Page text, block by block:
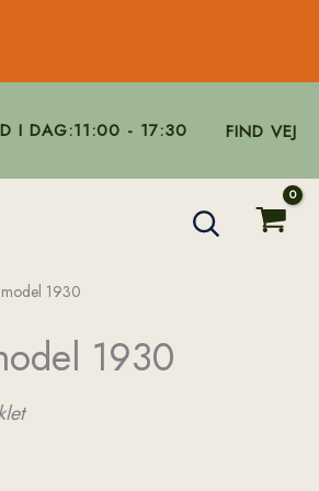
I DAG:11:00 - 17:30 FIND VEJ
1930
1930